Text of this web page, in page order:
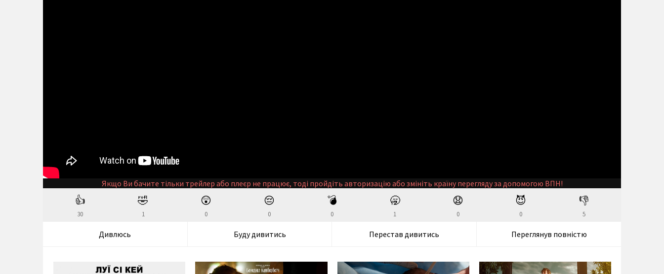
Якщо Ви бачите тільки трейлер або плеєр не працює, тоді пройдіть авторизацію або змініть країну перегляду за допомогою ВПН!
👍
30
🤣
1
😲
0
😔
0
💣
0
🥱
1
😧
0
😈
0
👎
5
Дивлюсь Буду дивитись Перестав дивитись Переглянув повністю